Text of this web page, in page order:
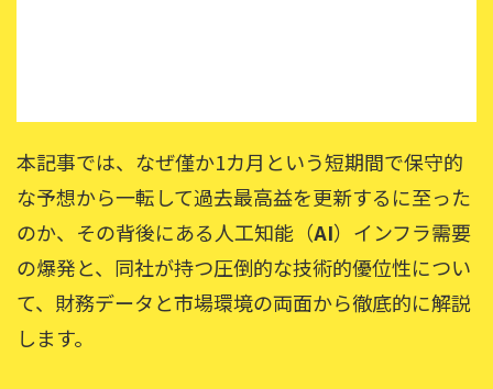
本記事では、なぜ僅か1カ月という短期間で保守的
な予想から一転して過去最高益を更新するに至った
のか、その背後にある人工知能（AI）インフラ需要
の爆発と、同社が持つ圧倒的な技術的優位性につい
て、財務データと市場環境の両面から徹底的に解説
します。